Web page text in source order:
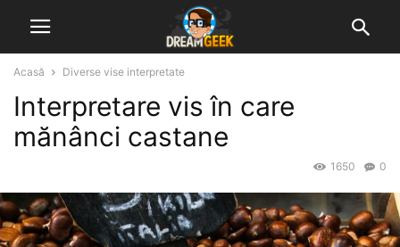
Acasă Diverse vise interpretate
Interpretare vis în care
mănânci castane
0
1650